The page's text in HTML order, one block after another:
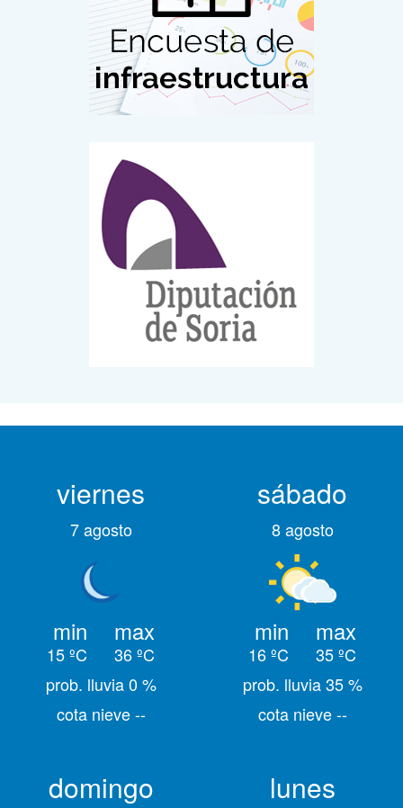
viernes
7 agosto
min
15 ºC
max
36 ºC
prob. lluvia 0 %
cota nieve --
sábado
8 agosto
min
16 ºC
max
35 ºC
prob. lluvia 35 %
cota nieve --
domingo lunes